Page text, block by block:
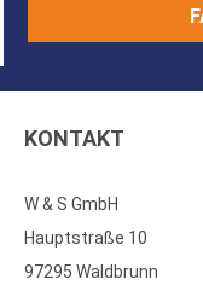
KONTAKT
W & S GmbH
Hauptstraße 10
97295 Waldbrunn